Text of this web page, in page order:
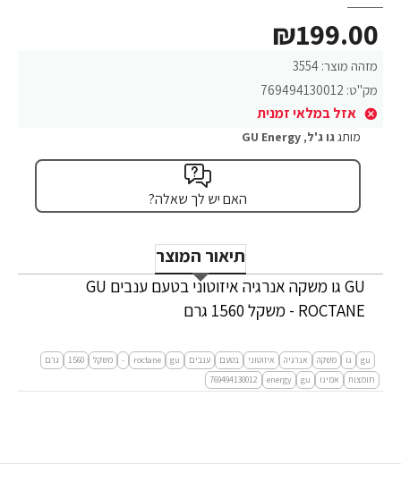
מזהה מוצר: 3554
מק"ט: 769494130012
אזל במלאי זמנית
₪199.00
מותגגו ג'ל,
GU Energy
האם יש לך שאלה?
תיאור המוצר
GU גו משקה אנרגיה איזוטוני בטעם ענבים GU
ROCTANE - משקל 1560 גרם
gu גו משקה אנרגיה איזוטוני בטעם ענבים gu
roctane
- משקל 1560
גרם
חומצות
אמינו gu
energy
769494130012